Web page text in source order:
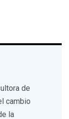
de
cambio
la